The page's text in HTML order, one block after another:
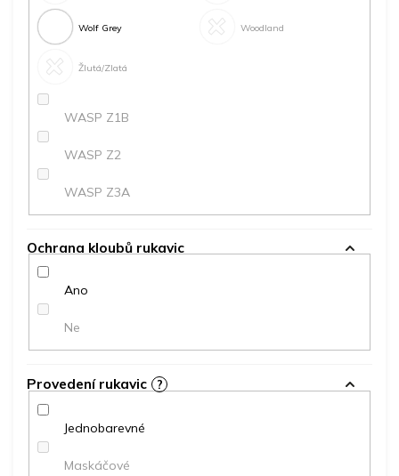
Wolf Grey Woodland
Žlutá/Zlatá
WASP Z1B
WASP Z2
WASP Z3A
Ochrana kloubů rukavic
Ano
Ne
Provedení rukavic ?
Jednobarevné
Maskáčové